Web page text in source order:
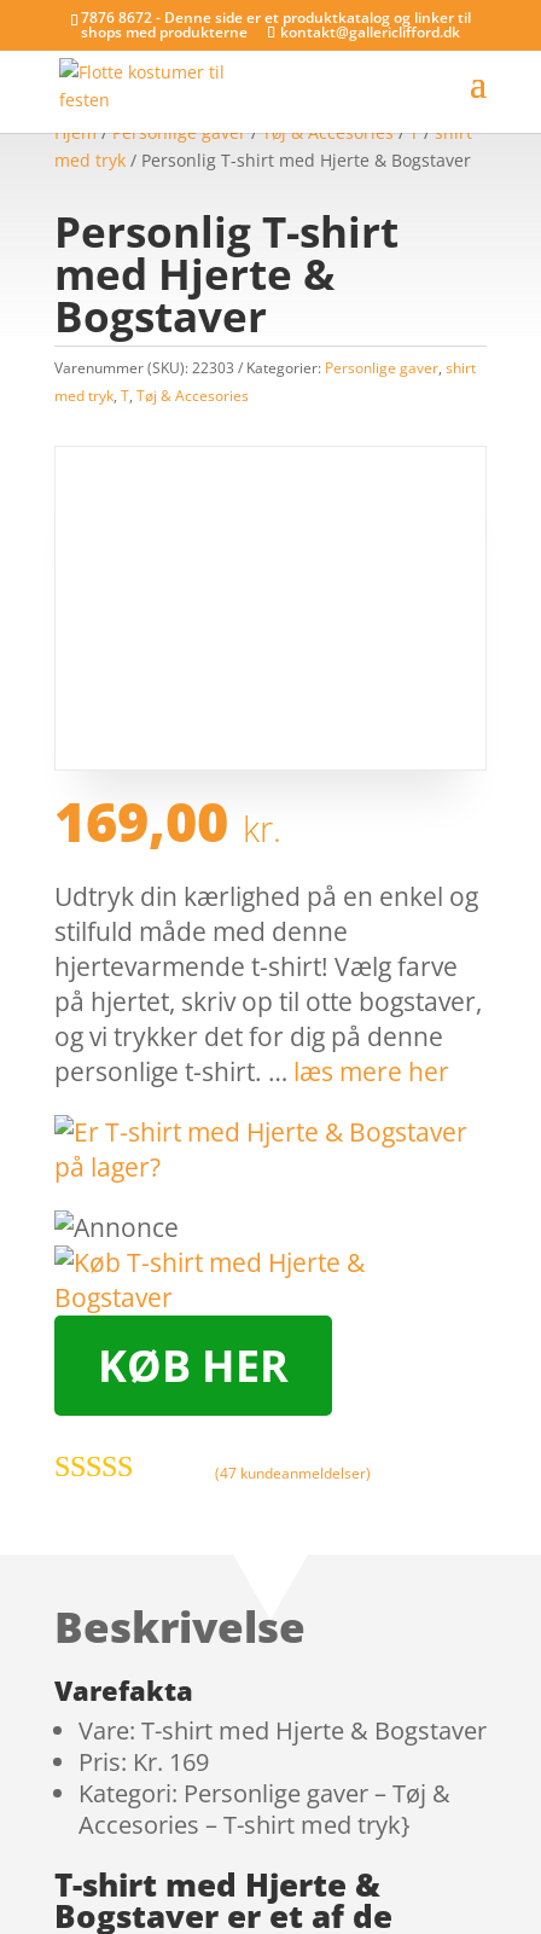
7876 8672 - Denne side er et produktkatalog og linker til
shops med produkterne kontakt@gallericlifford.dk
Hjem/Personlige gaver/Tøj & Accesories/T/shirt
med tryk/ Personlig T-shirt med Hjerte & Bogstaver
Personlig T-shirt
med Hjerte &
Bogstaver
Varenummer (SKU):22303 Kategorier: Personlige gaver, shirt
med tryk, T, Tøj & Accesories
169,00 kr.
Udtryk din kærlighed på en enkel og
stilfuld måde med denne
hjertevarmende t-shirt! Vælg farve
på hjertet, skriv op til otte bogstaver,
og vi trykker det for dig på denne
personlige t-shirt. … læs mere her
KØB HER
kundebed
(47 kundeanmeldelser)
Beskrivelse
Varefakta
Vare: T-shirt med Hjerte & Bogstaver
Pris: Kr. 169
Kategori: Personlige gaver – Tøj &
Accesories – T-shirt med tryk}
T-shirt med Hjerte &
Bogstaver er et af de